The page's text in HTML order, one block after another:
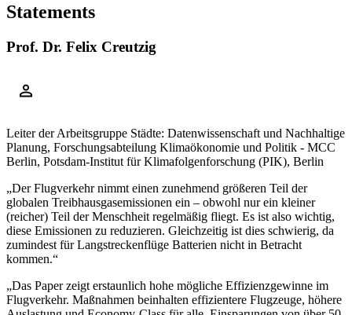
Statements
Prof. Dr. Felix Creutzig
Leiter der Arbeitsgruppe Städte: Datenwissenschaft und Nachhaltige
Planung, Forschungsabteilung Klimaökonomie und Politik - MCC
Berlin, Potsdam-Institut für Klimafolgenforschung (PIK), Berlin
„Der Flugverkehr nimmt einen zunehmend größeren Teil der
globalen Treibhausgasemissionen ein – obwohl nur ein kleiner
(reicher) Teil der Menschheit regelmäßig fliegt. Es ist also wichtig,
diese Emissionen zu reduzieren. Gleichzeitig ist dies schwierig, da
zumindest für Langstreckenflüge Batterien nicht in Betracht
kommen.“
„Das Paper zeigt erstaunlich hohe mögliche Effizienzgewinne im
Flugverkehr. Maßnahmen beinhalten effizientere Flugzeuge, höhere